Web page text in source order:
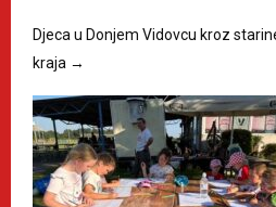
Djeca u Donjem Vidovcu kroz
kraja →